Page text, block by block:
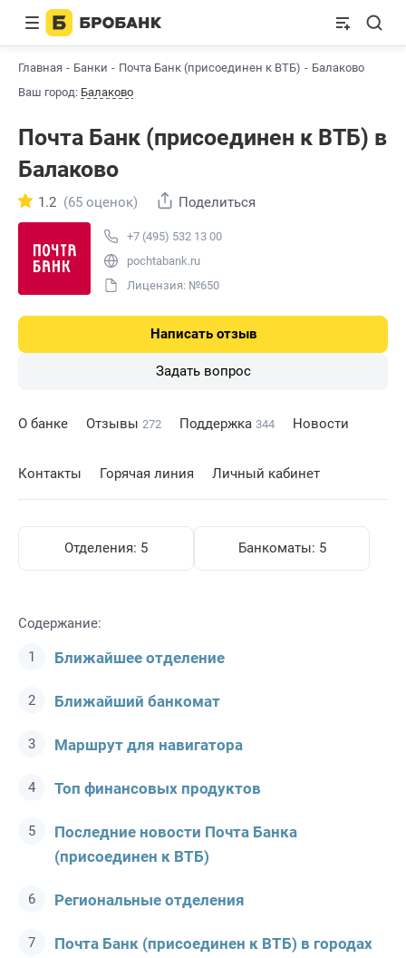
Главная Банки Почта Банк (присоединен к ВТБ)
Балаково
Ваш город: Балаково
Почта Банк (присоединен к ВТБ) в
Балаково
+7 (495) 532 13 00
pochtabank.ru
Лицензия: №650
1.2 (65 оценок) Поделиться
Написать отзыв
Задать вопрос
О банке Отзывы 272 Поддержка 344 Новости
Контакты Горячая линия Личный кабинет
Отделения: 5 Банкоматы: 5
Содержание:
Ближайшее отделение
Ближайший банкомат
Маршрут для навигатора
Топ финансовых продуктов
Последние новости Почта Банкa
(присоединен к ВТБ)
Региональные отделения
Почта Банк (присоединен к ВТБ) в городах